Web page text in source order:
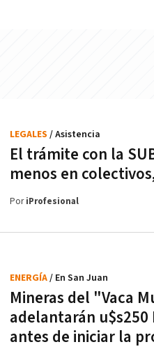
El trámite con la
menos en
LEGALES / Asistencia
PoriProfesional
Mineras del "Vaca
adelantarán
antes de iniciar la
ENERGÍA/ En San Juan